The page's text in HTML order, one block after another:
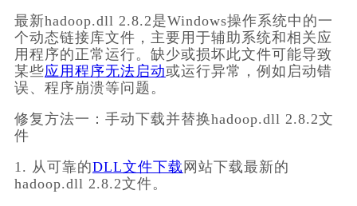
最新hadoop.dll 2.8.2是Windows操作系统中的一
个动态链接库文件，主要用于辅助系统和相关应
用程序的正常运行。缺少或损坏此文件可能导致
某些应用程序无法启动或运行异常，例如启动错
误、程序崩溃等问题。
修复方法一：手动下载并替换hadoop.dll 2.8.2文
件
1. 从可靠的DLL文件下载 网站下载最新的
hadoop.dll 2.8.2文件。